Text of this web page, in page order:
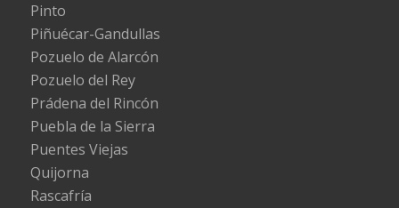
Pinto
Piñuécar-Gandullas
Pozuelo de Alarcón
Pozuelo del Rey
Prádena del Rincón
Puebla de la Sierra
Puentes Viejas
Quijorna
Rascafría